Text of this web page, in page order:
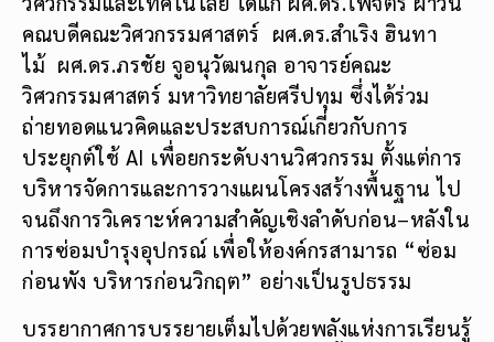
คณบดีคณะวิศวกรรมศาสตร์ ผศ.ดร.สำเริง ฮินทา
ไม้ ผศ.ดร.ภรชัย จูอนุวัฒนกุล อาจารย์คณะ
วิศวกรรมศาสตร์ มหาวิทยาลัยศรีปทุม ซึ่งได้ร่วม
ถ่ายทอดแนวคิดและประสบการณ์เกี่ยวกับการ
ประยุกต์ใช้ AI เพื่อยกระดับงานวิศวกรรม ตั้งแต่การ
บริหารจัดการและการวางแผนโครงสร้างพื้นฐาน ไป
จนถึงการวิเคราะห์ความสำคัญเชิงลำดับก่อน–หลังใน
การซ่อมบำรุงอุปกรณ์ เพื่อให้องค์กรสามารถ “ซ่อม
ก่อนพัง บริหารก่อนวิกฤต” อย่างเป็นรูปธรรม
บรรยากาศการบรรยายเต็มไปด้วยพลังแห่งการเรียนรู้